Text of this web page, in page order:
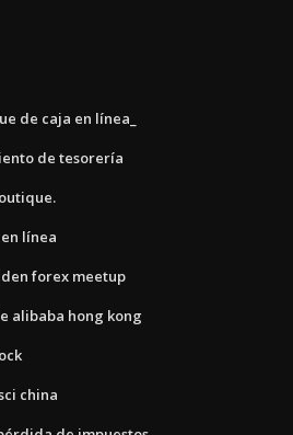
de caja en línea_
de tesorería
línea
forex meetup
alibaba hong kong
china